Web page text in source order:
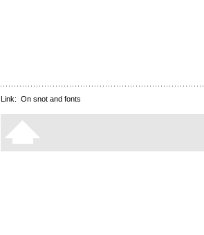
Link: On snot and fonts